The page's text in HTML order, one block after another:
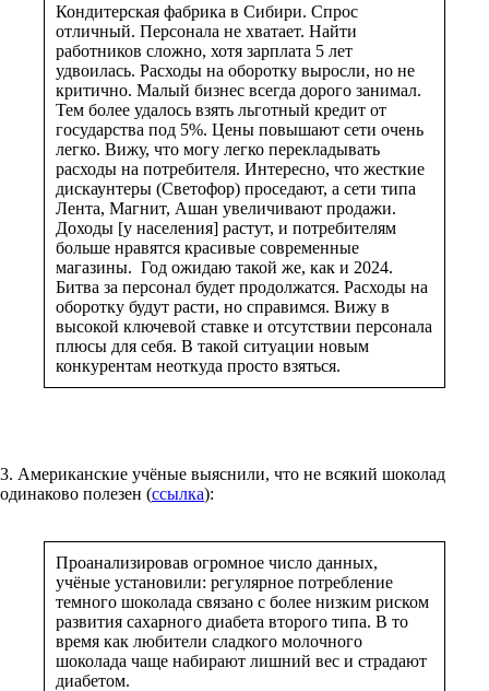
Кондитерская фабрика в Сибири. Спрос
отличный. Персонала не хватает. Найти
работников сложно, хотя зарплата 5 лет
удвоилась. Расходы на оборотку выросли, но не
критично. Малый бизнес всегда дорого занимал.
Тем более удалось взять льготный кредит от
государства под 5%. Цены повышают сети очень
легко. Вижу, что могу легко перекладывать
расходы на потребителя. Интересно, что жесткие
дискаунтеры (Светофор) проседают, а сети типа
Лента, Магнит, Ашан увеличивают продажи.
Доходы [у населения] растут, и потребителям
больше нравятся красивые современные
магазины. Год ожидаю такой же, как и 2024.
Битва за персонал будет продолжатся. Расходы на
оборотку будут расти, но справимся. Вижу в
высокой ключевой ставке и отсутствии персонала
плюсы для себя. В такой ситуации новым
конкурентам неоткуда просто взяться.
3. Американские учёные выяснили, что не всякий шоколад
одинаково полезен (ссылка):
Проанализировав огромное число данных,
учёные установили: регулярное потребление
темного шоколада связано с более низким риском
развития сахарного диабета второго типа. В то
время как любители сладкого молочного
шоколада чаще набирают лишний вес и страдают
диабетом.